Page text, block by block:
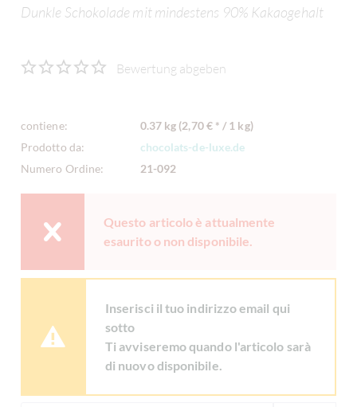
Dunkle Schokolade mit mindestens 90% Kakaogehalt
Bewertung abgeben
contiene:
0.37 kg (2,70 € * / 1 kg)
Prodotto da:
chocolats-de-luxe.de
Numero Ordine:
21-092
Questo articolo è attualmente
esaurito o non disponibile.
Inserisci il tuo indirizzo email qui
sotto
Ti avviseremo quando l'articolo sarà
di nuovo disponibile.